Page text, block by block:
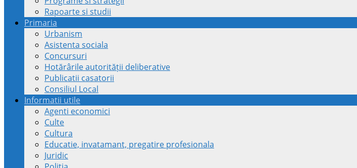
Rapoarte si studii
Primaria
Urbanism
Asistenta sociala
Concursuri
Hotărârile autorității deliberative
Publicatii casatorii
Consiliul Local
Informatii utile
Agenti economici
Culte
Cultura
Educatie, invatamant, pregatire profesionala
Juridic